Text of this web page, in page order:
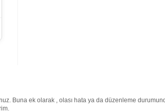
Buna ek olarak , olası hata ya da düzenleme